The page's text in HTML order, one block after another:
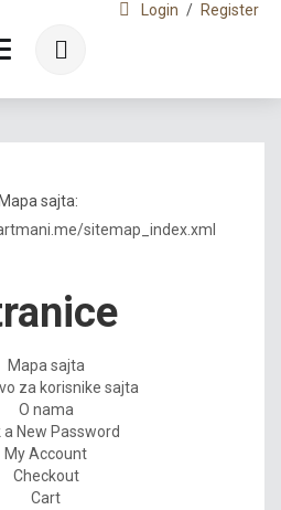
Login / Register
Mapa sajta:
sitemap_index.xml
Mapa sajta
za korisnike sajta
O nama
a New Password
My Account
Checkout
Cart